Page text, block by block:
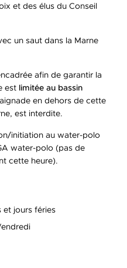
et des élus du Conseil
un saut dans la Marne
afin de garantir la
est limitée au bassin
en dehors de cette
est interdite.
initiation au water-polo
water-polo (pas de
cette heure).
et jours féries